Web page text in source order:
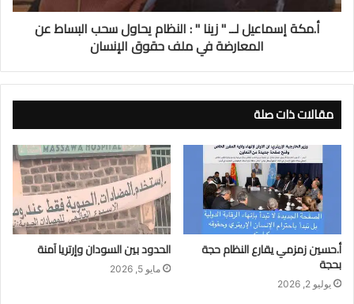
أ.مكة إسماعيل لــ " زينا " : النظام يحاول سحب البساط عن
المعارضة في ملف حقوق الإنسان
مقالات ذات صلة
أ.حسين زمزمي يقارع النظام حجة
بحجة
يوليو 2, 2026
الحدود بين السودان وإرتريا آمنة
مايو 5, 2026